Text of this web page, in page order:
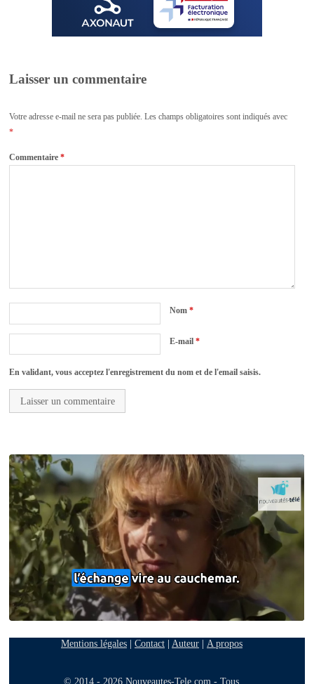
Laisser un commentaire
Votre adresse e-mail ne sera pas publiée. Les champs obligatoires sont indiqués avec
*
Commentaire*
Nom*
E-mail*
En validant, vous acceptez l'enregistrement du nom et de l'email saisis.
Mentions légales| Contact| Auteur| A propos
© 2014 - 2026 Nouveautes-Tele.com - Tous